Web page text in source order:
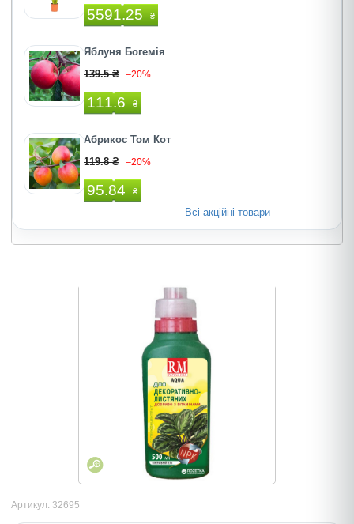
5591.25 ₴
Яблуня Богемія
139.5 ₴ –20%
111.6 ₴
Абрикос Том Кот
119.8 ₴ –20%
95.84 ₴
Всі акційні товари
Артикул: 32695